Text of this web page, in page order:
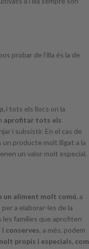
probar de l’illa és la de
i tots els llocs on la
aprofitar tots els
i subsistir. En el cas de
un producte molt lligat a la
un valor molt especial.
un aliment molt comú, a
per a elaborar-les de la
les famílies que aprofiten
conserves, a més, podem
propis i especials, com